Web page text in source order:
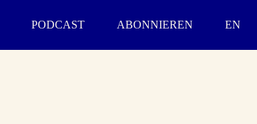
PODCAST ABONNIEREN EN